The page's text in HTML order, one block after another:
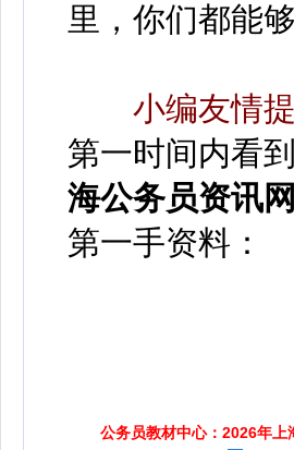
里，你们都能
小编友情
第一时间内看
海公务员资讯网
第一手资料：
公务员教材中心：2026年上